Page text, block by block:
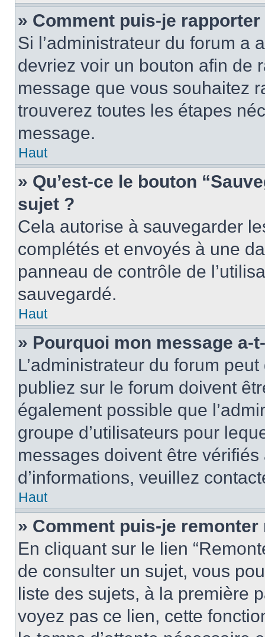
» Comment puis-je
Si l’administrateur du forum a
devriez voir un bouton afin de
message que vous souhaitez
trouverez toutes les étapes
message.
Haut
» Qu’est-ce le bouton
sujet ?
Cela autorise à sauvegarder
complétés et envoyés à une
panneau de contrôle de
sauvegardé.
Haut
» Pourquoi mon message a-
L’administrateur du forum
publiez sur le forum doivent
également possible que
groupe d’utilisateurs pour
messages doivent être
d’informations, veuillez
Haut
» Comment puis-je
En cliquant sur le lien
de consulter un sujet, vous
liste des sujets, à la première
voyez pas ce lien, cette